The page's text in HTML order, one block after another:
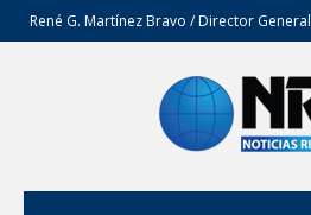
René G. Martínez Bravo / Director General